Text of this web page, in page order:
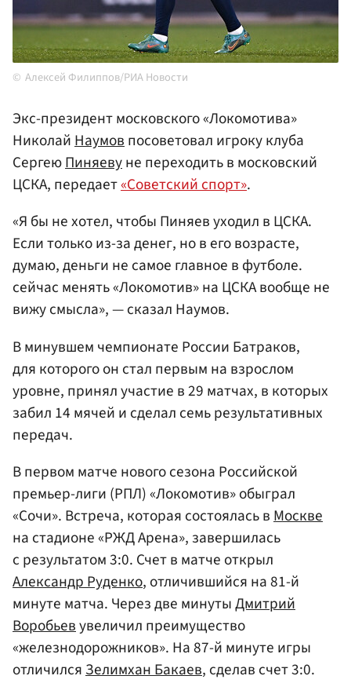
Алексей Филиппов/РИА Новости
Экс-президент московского «Локомотива»
НиколайНаумовпосоветовал игроку клуба
СергеюПиняевуне переходить в московский
ЦСКА, передает«Советский спорт».
«Я бы не хотел, чтобы Пиняев уходил в ЦСКА.
Если только из-за денег, но в его возрасте,
думаю, деньги не самое главное в футболе.
сейчас менять «Локомотив» на ЦСКА вообще не
вижу смысла», — сказал Наумов.
В минувшем чемпионате России Батраков,
для которого он стал первым на взрослом
уровне, принял участие в 29 матчах, в которых
забил 14 мячей и сделал семь результативных
передач.
В первом матче нового сезона Российской
премьер-лиги (РПЛ) «Локомотив» обыграл
«Сочи». Встреча, которая состоялась вМоскве
на стадионе «РЖД Арена», завершилась
с результатом 3:0. Счет в матче открыл
Александр Руденко, отличившийся на 81-й
минуте матча. Через две минутыДмитрий
Воробьевувеличил преимущество
«железнодорожников». На 87-й минуте игры
отличилсяЗелимхан Бакаев, сделав счет 3:0.